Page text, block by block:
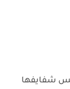
بس شفايفها